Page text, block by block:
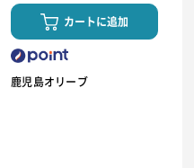
カートに追加
鹿児島オリーブ